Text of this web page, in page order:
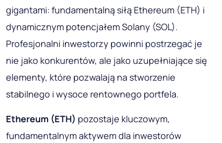
gigantami: fundamentalną siłą Ethereum (ETH) i
dynamicznym potencjałem Solany (SOL).
Profesjonalni inwestorzy powinni postrzegać je
nie jako konkurentów, ale jako uzupełniające się
elementy, które pozwalają na stworzenie
stabilnego i wysoce rentownego portfela.
Ethereum (ETH) pozostaje kluczowym,
fundamentalnym aktywem dla inwestorów